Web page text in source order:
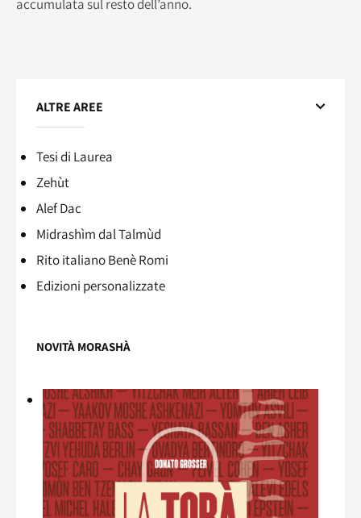
accumulata sul resto dell’anno.
ALTRE AREE
Tesi di Laurea
Zehùt
Alef Dac
Midrashìm dal Talmùd
Rito italiano Benè Romi​
Edizioni personalizzate
NOVITÀ MORASHÀ